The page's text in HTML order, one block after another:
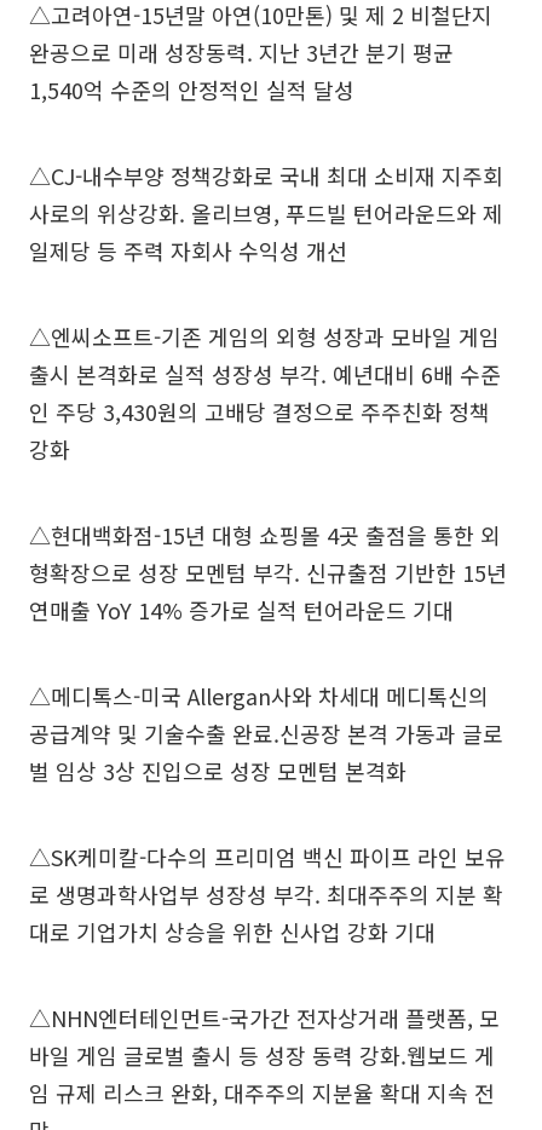
△고려아연-15년말 아연(10만톤) 및 제 2 비철단지
완공으로 미래 성장동력. 지난 3년간 분기 평균
1,540억 수준의 안정적인 실적 달성
△CJ-내수부양 정책강화로 국내 최대 소비재 지주회
사로의 위상강화. 올리브영, 푸드빌 턴어라운드와 제
일제당 등 주력 자회사 수익성 개선
△엔씨소프트-기존 게임의 외형 성장과 모바일 게임
출시 본격화로 실적 성장성 부각. 예년대비 6배 수준
인 주당 3,430원의 고배당 결정으로 주주친화 정책
강화
△현대백화점-15년 대형 쇼핑몰 4곳 출점을 통한 외
형확장으로 성장 모멘텀 부각. 신규출점 기반한 15년
연매출 YoY 14% 증가로 실적 턴어라운드 기대
△메디톡스-미국 Allergan사와 차세대 메디톡신의
공급계약 및 기술수출 완료.신공장 본격 가동과 글로
벌 임상 3상 진입으로 성장 모멘텀 본격화
△SK케미칼-다수의 프리미엄 백신 파이프 라인 보유
로 생명과학사업부 성장성 부각. 최대주주의 지분 확
대로 기업가치 상승을 위한 신사업 강화 기대
△NHN엔터테인먼트-국가간 전자상거래 플랫폼, 모
바일 게임 글로벌 출시 등 성장 동력 강화.웹보드 게
임 규제 리스크 완화, 대주주의 지분율 확대 지속 전